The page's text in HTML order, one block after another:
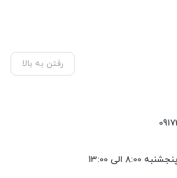
رفتن به بالا